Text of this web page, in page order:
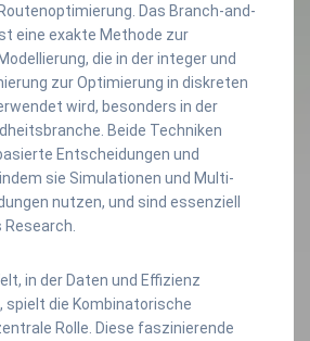
Das Branch-and-
eine exakte Methode zur
die in der integer und
zur Optimierung in diskreten
wird, besonders in der
Beide Techniken
Entscheidungen und
sie Simulationen und Multi-
nutzen, und sind essenziell
in der Daten und Effizienz
spielt die Kombinatorische
Rolle. Diese faszinierende